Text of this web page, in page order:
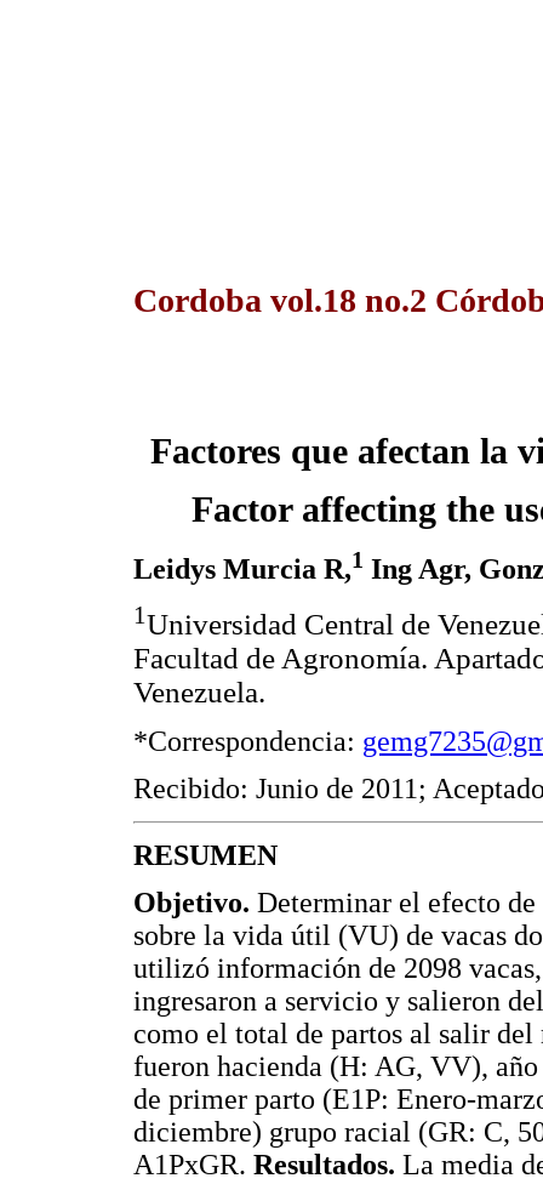
Cordoba vol.18 no.2
Factores que afectan la
Factor affecting the
Leidys Murcia R,1 Ing Agr,
1Universidad Central de
Facultad de Agronomía.
Venezuela.
*Correspondencia:
Recibido: Junio de 2011;
RESUMEN
Objetivo. Determinar el efecto
sobre la vida útil (VU) de vacas
utilizó información de 2098
ingresaron a servicio y salieron
como el total de partos al salir
fueron hacienda (H: AG, VV),
de primer parto (E1P: Enero-
diciembre) grupo racial (GR: C,
A1PxGR. Resultados. La media